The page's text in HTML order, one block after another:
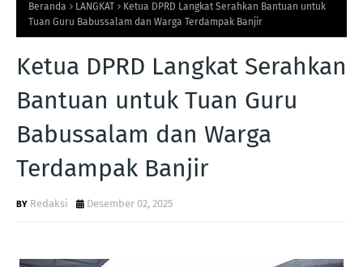
Beranda LANGKAT
Ketua DPRD Langkat Serahkan Bantuan untuk
Tuan Guru Babussalam dan Warga Terdampak Banjir
Ketua DPRD Langkat Serahkan
Bantuan untuk Tuan Guru
Babussalam dan Warga
Terdampak Banjir
Redaksi Desember 02, 2025